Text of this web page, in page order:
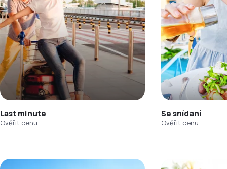
Last minute
Ověřit cenu
Se snídaní
Ověřit cenu